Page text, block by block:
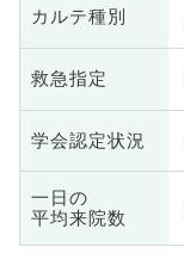
カルテ種別
救急指定
学会認定状況
一日の
平均来院数